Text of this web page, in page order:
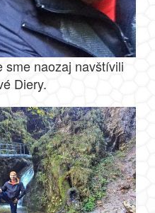
sme naozaj navštívili
Diery.